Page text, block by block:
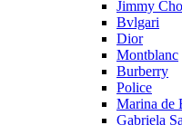
Jimmy
Bvlgari
Dior
Montblanc
Burberry
Police
Marina de
Gabriela